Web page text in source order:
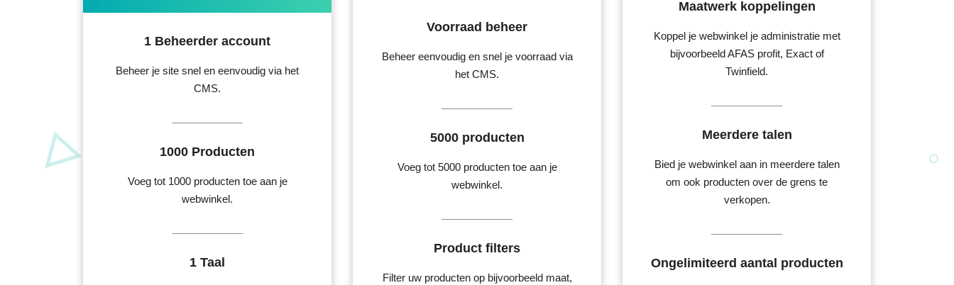
1 Beheerder account
Beheer je site snel en eenvoudig via het
CMS.
1000 Producten
Voeg tot 1000 producten toe aan je
webwinkel.
1 Taal
Voorraad beheer
Beheer eenvoudig en snel je voorraad via
het CMS.
5000 producten
Voeg tot 5000 producten toe aan je
webwinkel.
Product filters
Filter uw producten op bijvoorbeeld maat,
Maatwerk koppelingen
Koppel je webwinkel je administratie met
bijvoorbeeld AFAS profit, Exact of
Twinfield.
Meerdere talen
Bied je webwinkel aan in meerdere talen
om ook producten over de grens te
verkopen.
Ongelimiteerd aantal producten